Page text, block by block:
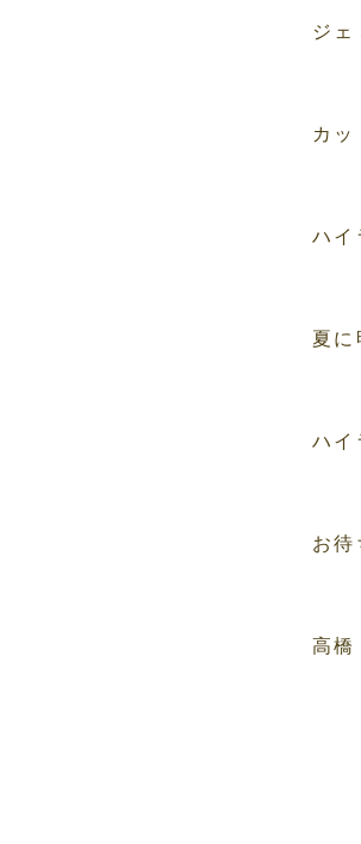
ジ
カ
ハイ
夏に
ハイ
お待
高橋